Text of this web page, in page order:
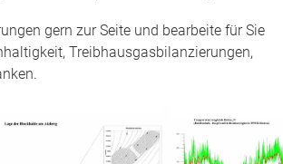
gern zur Seite und bearbeite für Sie
Treibhausgasbilanzierungen,